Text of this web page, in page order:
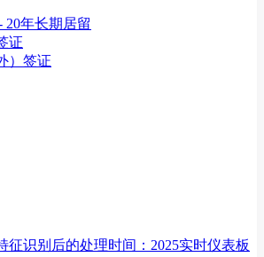
20年长期居留
证
）签证
征识别后的处理时间：2025实时仪表板